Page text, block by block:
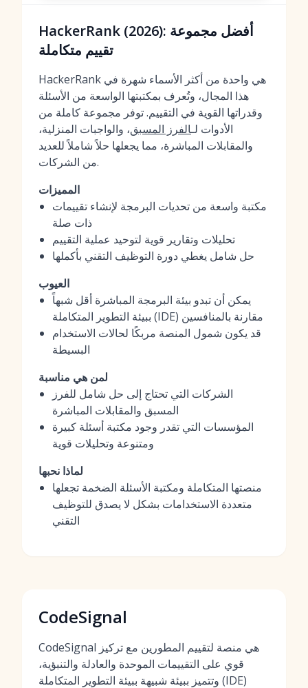
HackerRank (2026): أفضل مجموعة
تقييم متكاملة
HackerRank هي واحدة من أكثر الأسماء شهرة في
هذا المجال، وتُعرف بمكتبتها الواسعة من الأسئلة
وقدراتها القوية في التقييم. توفر مجموعة كاملة من
الأدوات لـالفرز المسبق، والواجبات المنزلية،
والمقابلات المباشرة، مما يجعلها حلاً شاملاً للعديد
من الشركات.
المميزات
مكتبة واسعة من تحديات البرمجة لإنشاء تقييمات
ذات صلة
تحليلات وتقارير قوية لتوحيد عملية التقييم
حل شامل يغطي دورة التوظيف التقني بأكملها
العيوب
يمكن أن تبدو بيئة البرمجة المباشرة أقل شبهاً
ببيئة التطوير المتكاملة (IDE) مقارنة بالمنافسين
قد يكون شمول المنصة مربكًا لحالات الاستخدام
البسيطة
لمن هي مناسبة
الشركات التي تحتاج إلى حل شامل للفرز
المسبق والمقابلات المباشرة
المؤسسات التي تقدر وجود مكتبة أسئلة كبيرة
ومتنوعة وتحليلات قوية
لماذا نحبها
منصتها المتكاملة ومكتبة الأسئلة الضخمة تجعلها
متعددة الاستخدامات بشكل لا يصدق للتوظيف
التقني
CodeSignal
CodeSignal هي منصة لتقييم المطورين مع تركيز
قوي على التقييمات الموحدة والعادلة والتنبؤية،
وتتميز ببيئة شبيهة ببيئة التطوير المتكاملة (IDE)